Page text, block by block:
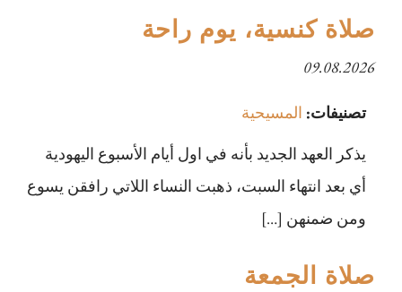
صلاة كنسية، يوم راحة
09.08.2026
تصنيفات: المسيحية
يذكر العهد الجديد بأنه في اول أيام الأسبوع اليهودية
أي بعد انتهاء السبت، ذهبت النساء اللاتي رافقن يسوع
ومن ضمنهن […]
صلاة الجمعة